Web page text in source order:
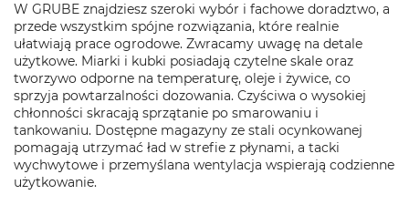
W GRUBE znajdziesz szeroki wybór i fachowe doradztwo, a
przede wszystkim spójne rozwiązania, które realnie
ułatwiają prace ogrodowe. Zwracamy uwagę na detale
użytkowe. Miarki i kubki posiadają czytelne skale oraz
tworzywo odporne na temperaturę, oleje i żywice, co
sprzyja powtarzalności dozowania. Czyściwa o wysokiej
chłonności skracają sprzątanie po smarowaniu i
tankowaniu. Dostępne magazyny ze stali ocynkowanej
pomagają utrzymać ład w strefie z płynami, a tacki
wychwytowe i przemyślana wentylacja wspierają codzienne
użytkowanie.